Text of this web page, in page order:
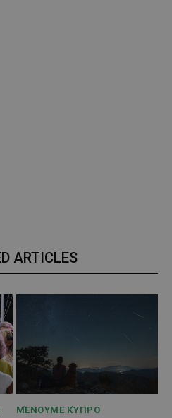
ARTICLES
ΜΈΝΟΥΜΕ ΚΎΠΡΟ